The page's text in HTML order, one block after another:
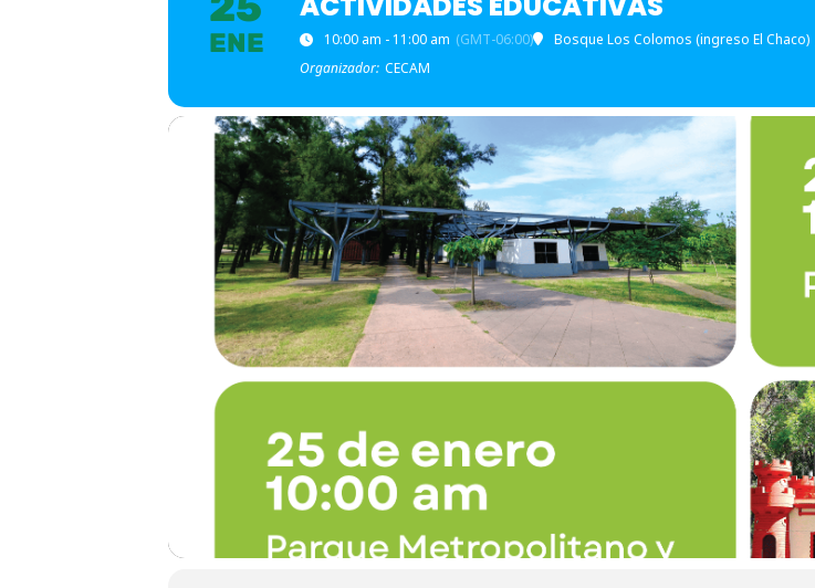
ENE 10:00 am - 11:00 am (GMT-06:00) Bosque Los Colomos (ingreso El Chaco)
Organizador: CECAM